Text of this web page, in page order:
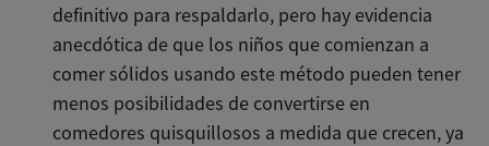
definitivo para respaldarlo, pero hay evidencia
anecdótica de que los niños que comienzan a
comer sólidos usando este método pueden tener
menos posibilidades de convertirse en
comedores quisquillosos a medida que crecen, ya